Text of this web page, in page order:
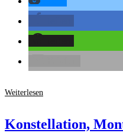
Weiterlesen
eigentlich
Konstellation,